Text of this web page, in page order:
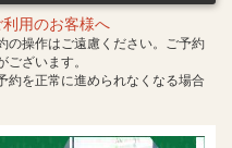
用のお客様へ
の操作はご遠慮ください。ご予約
ざいます。
約を正常に進められなくなる場合